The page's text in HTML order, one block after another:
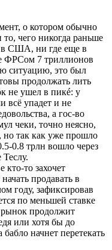
о котором обычно
чего никогда раньше
в США, ни где еще в
ФРСом 7 триллионов
ситуацию, это был
продолжать лить
не ушел в пикé: у
всё упадет и не
а гос-во
чеки, точно неясно,
но так как уже прошло
0.8 трлн вошло через
то захочет
продавать в
году, зафиксировав
по меньшей ставке
рынок продолжит
или хотя бы до
начнет перетекать